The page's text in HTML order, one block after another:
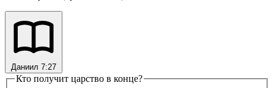
Даниил 7:27
Кто получит царство в конце?